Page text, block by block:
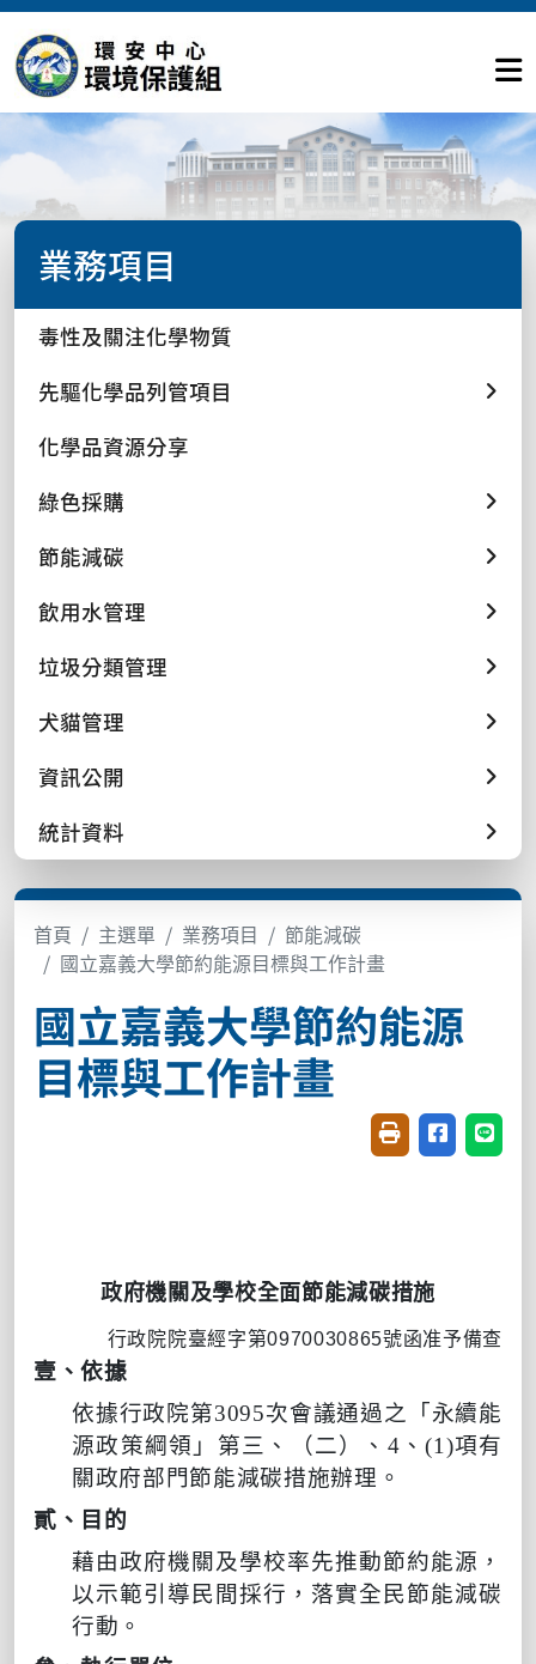
業務項目
毒性及關注化學物質
先驅化學品列管項目
化學品資源分享
綠色採購
節能減碳
飲用水管理
垃圾分類管理
犬貓管理
資訊公開
統計資料
首頁 主選單 業務項目
節能減碳
國立嘉義大學節約能源目標與工作計畫
國立嘉義大學節約能源
目標與工作計畫
友善列印(開新視
分享至臉書
分享
政府機關及學校全面節能減碳措施
行政院 院臺經字第0970030865號函准予備查
壹、依據
依據行政院第3095次會議通過之「永續能
源政策綱領」第三、（二）、 4 、(1)項有
關政府部門節能減碳措施辦理。
貳、目的
藉由政府機關及學校率先推動節約能源，
以示範引導民間採行，落實全民節能減碳
行動。